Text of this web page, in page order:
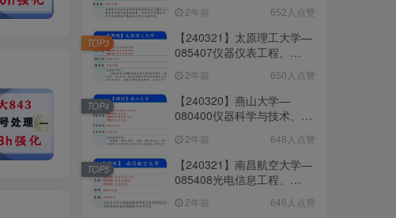
085408光电信息工程
2年前 652人点赞
【240321】太原理工大学—
085407仪器仪表工程、
085408光电信息工程
2年前 650人点赞
TOP3
【240320】燕山大学—
080400仪器科学与技术、
仪器仪表工程、085410人工
智能
2年前 648人点赞
TOP4
【240321】南昌航空大学—
085408光电信息工程、
085400电子信息
2年前 646人点赞
TOP5